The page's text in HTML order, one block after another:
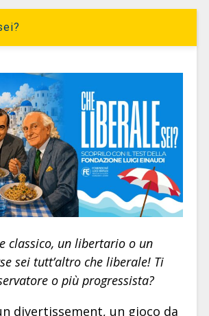
classico, un libertario o un
sei tutt’altro che liberale! Ti
o più progressista?
divertissement, un gioco da